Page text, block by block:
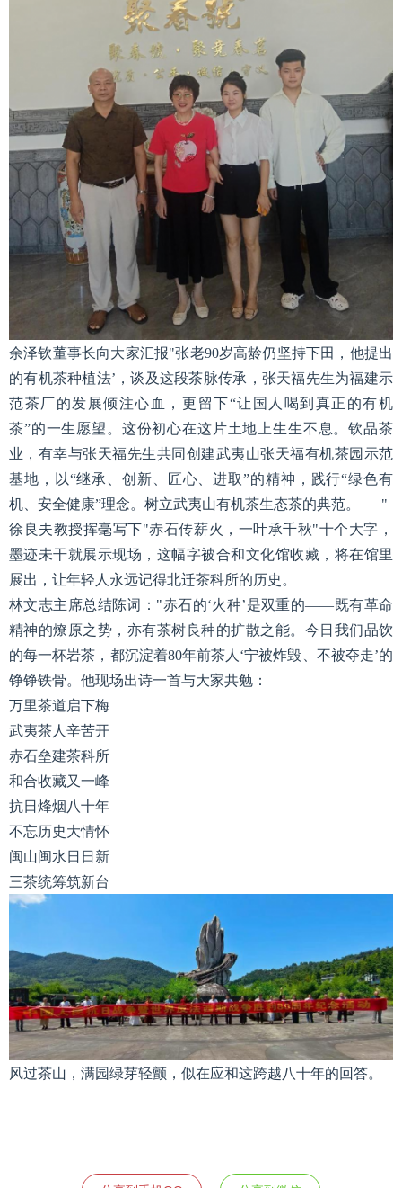
余泽钦董事长向大家汇报"张老90岁高龄仍坚持下田，他提出
的有机茶种植法’，谈及这段茶脉传承，张天福先生为福建示
范茶厂的发展倾注心血，更留下“让国人喝到真正的有机
茶”的一生愿望。这份初心在这片土地上生生不息。钦品茶
业，有幸与张天福先生共同创建武夷山张天福有机茶园示范
基地，以“继承、创新、匠心、进取”的精神，践行“绿色有
机、安全健康”理念。树立武夷山有机茶生态茶的典范。 "
徐良夫教授挥毫写下"赤石传薪火，一叶承千秋"十个大字，
墨迹未干就展示现场，这幅字被合和文化馆收藏，将在馆里
展出，让年轻人永远记得北迁茶科所的历史。
林文志主席总结陈词："赤石的‘火种’是双重的——既有革命
精神的燎原之势，亦有茶树良种的扩散之能。今日我们品饮
的每一杯岩茶，都沉淀着80年前茶人‘宁被炸毁、不被夺走’的
铮铮铁骨。他现场出诗一首与大家共勉：
万里茶道启下梅
武夷茶人辛苦开
赤石垒建茶科所
和合收藏又一峰
抗日烽烟八十年
不忘历史大情怀
闽山闽水日日新
三茶统筹筑新台
风过茶山，满园绿芽轻颤，似在应和这跨越八十年的回答。